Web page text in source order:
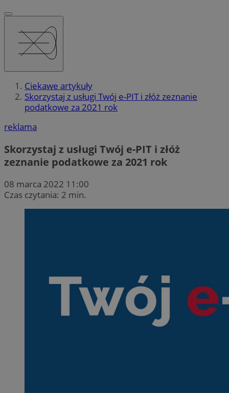
Ciekawe artykuły
Skorzystaj z usługi Twój e-PIT i złóż zeznanie
podatkowe za 2021 rok
reklama
Skorzystaj z usługi Twój e-PIT i złóż
zeznanie podatkowe za 2021 rok
08 marca 2022 11:00
Czas czytania: 2 min.